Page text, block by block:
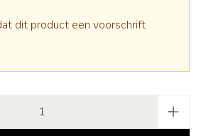
dit product een voorschrift